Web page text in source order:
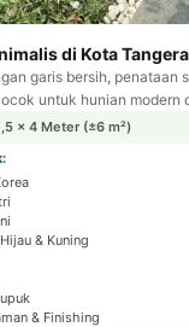
di Kota
garis bersih, penataan
untuk hunian modern
kesan berlebihan.
× 4 Meter (±6 m²)
& Kuning
& Finishing